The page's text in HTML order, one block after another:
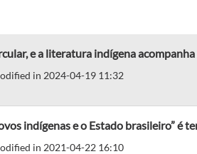
e a literatura indígena
in 2024-04-19 11:32
indígenas e o Estado brasileiro” é
in 2021-04-22 16:10